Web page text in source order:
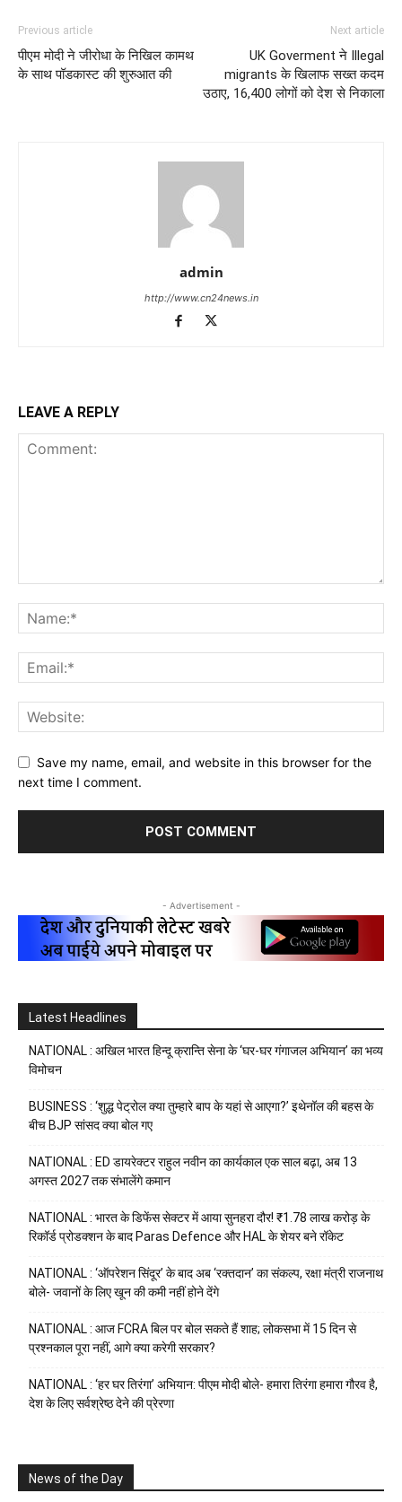
Previous article
पीएम मोदी ने जीरोधा के निखिल कामथ
के साथ पॉडकास्ट की शुरुआत की
Next article
UK Goverment ने Illegal
migrants के खिलाफ सख्त कदम
उठाए, 16,400 लोगों को देश से निकाला
admin
http://www.cn24news.in
LEAVE A REPLY
Save my name, email, and website in this browser for the
next time I comment.
- Advertisement -
Latest Headlines
NATIONAL : अखिल भारत हिन्दू क्रान्ति सेना के ‘घर-घर गंगाजल अभियान’ का भव्य
विमोचन
BUSINESS : ‘शुद्ध पेट्रोल क्या तुम्हारे बाप के यहां से आएगा?’ इथेनॉल की बहस के
बीच BJP सांसद क्या बोल गए
NATIONAL : ED डायरेक्टर राहुल नवीन का कार्यकाल एक साल बढ़ा, अब 13
अगस्त 2027 तक संभालेंगे कमान
NATIONAL : भारत के डिफेंस सेक्टर में आया सुनहरा दौर! ₹1.78 लाख करोड़ के
रिकॉर्ड प्रोडक्शन के बाद Paras Defence और HAL के शेयर बने रॉकेट
NATIONAL : ‘ऑपरेशन सिंदूर’ के बाद अब ‘रक्तदान’ का संकल्प, रक्षा मंत्री राजनाथ
बोले- जवानों के लिए खून की कमी नहीं होने देंगे
NATIONAL : आज FCRA बिल पर बोल सकते हैं शाह; लोकसभा में 15 दिन से
प्रश्नकाल पूरा नहीं, आगे क्या करेगी सरकार?
NATIONAL : ‘हर घर तिरंगा’ अभियान: पीएम मोदी बोले- हमारा तिरंगा हमारा गौरव है,
देश के लिए सर्वश्रेष्ठ देने की प्रेरणा
News of the Day